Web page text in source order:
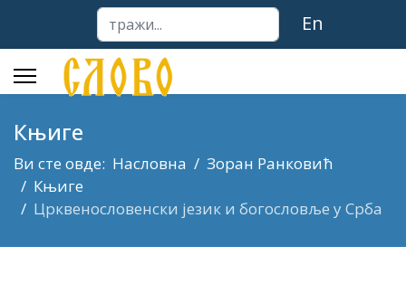
En
Књиге
Ви сте овде: Насловна
Зоран Ранковић
Књиге
Црквенословенски језик и богословље у Срба